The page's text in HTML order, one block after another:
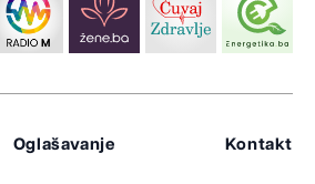
Oglašavanje Kontakt